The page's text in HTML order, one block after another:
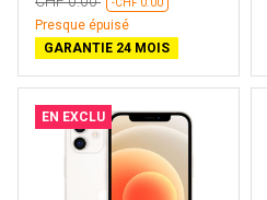
-CHF 0.00
Presque épuisé
GARANTIE 24 MOIS
EN EXCLU